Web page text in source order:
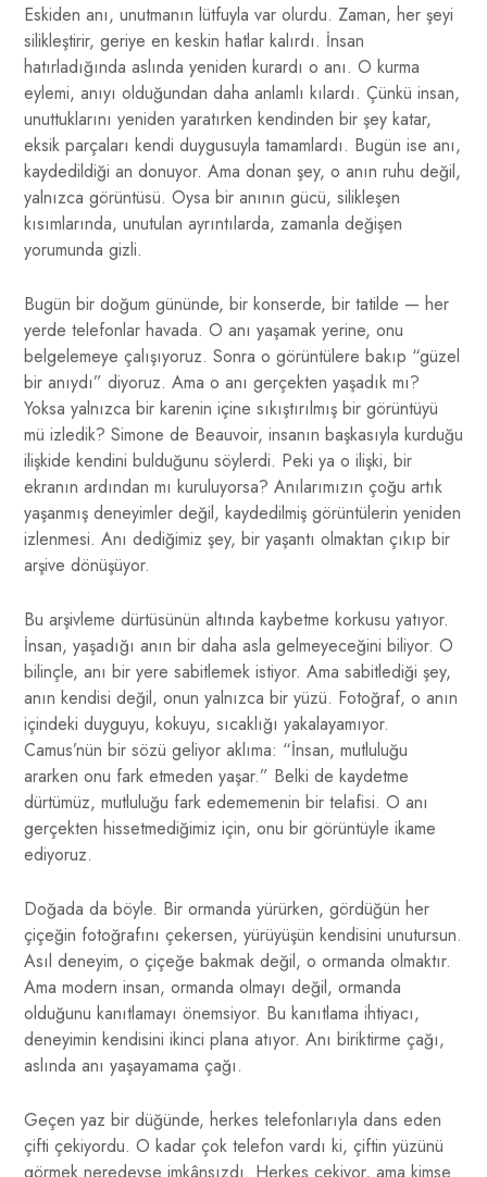
Eskiden anı, unutmanın lütfuyla var olurdu. Zaman, her şeyi
silikleştirir, geriye en keskin hatlar kalırdı. İnsan
hatırladığında aslında yeniden kurardı o anı. O kurma
eylemi, anıyı olduğundan daha anlamlı kılardı. Çünkü insan,
unuttuklarını yeniden yaratırken kendinden bir şey katar,
eksik parçaları kendi duygusuyla tamamlardı. Bugün ise anı,
kaydedildiği an donuyor. Ama donan şey, o anın ruhu değil,
yalnızca görüntüsü. Oysa bir anının gücü, silikleşen
kısımlarında, unutulan ayrıntılarda, zamanla değişen
yorumunda gizli.
Bugün bir doğum gününde, bir konserde, bir tatilde — her
yerde telefonlar havada. O anı yaşamak yerine, onu
belgelemeye çalışıyoruz. Sonra o görüntülere bakıp “güzel
bir anıydı” diyoruz. Ama o anı gerçekten yaşadık mı?
Yoksa yalnızca bir karenin içine sıkıştırılmış bir görüntüyü
mü izledik? Simone de Beauvoir, insanın başkasıyla kurduğu
ilişkide kendini bulduğunu söylerdi. Peki ya o ilişki, bir
ekranın ardından mı kuruluyorsa? Anılarımızın çoğu artık
yaşanmış deneyimler değil, kaydedilmiş görüntülerin yeniden
izlenmesi. Anı dediğimiz şey, bir yaşantı olmaktan çıkıp bir
arşive dönüşüyor.
Bu arşivleme dürtüsünün altında kaybetme korkusu yatıyor.
İnsan, yaşadığı anın bir daha asla gelmeyeceğini biliyor. O
bilinçle, anı bir yere sabitlemek istiyor. Ama sabitlediği şey,
anın kendisi değil, onun yalnızca bir yüzü. Fotoğraf, o anın
içindeki duyguyu, kokuyu, sıcaklığı yakalayamıyor.
Camus’nün bir sözü geliyor aklıma: “İnsan, mutluluğu
ararken onu fark etmeden yaşar.” Belki de kaydetme
dürtümüz, mutluluğu fark edememenin bir telafisi. O anı
gerçekten hissetmediğimiz için, onu bir görüntüyle ikame
ediyoruz.
Doğada da böyle. Bir ormanda yürürken, gördüğün her
çiçeğin fotoğrafını çekersen, yürüyüşün kendisini unutursun.
Asıl deneyim, o çiçeğe bakmak değil, o ormanda olmaktır.
Ama modern insan, ormanda olmayı değil, ormanda
olduğunu kanıtlamayı önemsiyor. Bu kanıtlama ihtiyacı,
deneyimin kendisini ikinci plana atıyor. Anı biriktirme çağı,
aslında anı yaşayamama çağı.
Geçen yaz bir düğünde, herkes telefonlarıyla dans eden
çifti çekiyordu. O kadar çok telefon vardı ki, çiftin yüzünü
görmek neredeyse imkânsızdı. Herkes çekiyor, ama kimse